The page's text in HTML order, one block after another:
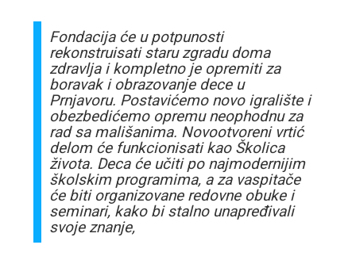
Fondacija će u potpunosti
rekonstruisati staru zgradu doma
zdravlja i kompletno je opremiti za
boravak i obrazovanje dece u
Prnjavoru. Postavićemo novo igralište i
obezbedićemo opremu neophodnu za
rad sa mališanima. Novootvoreni vrtić
delom će funkcionisati kao Školica
života. Deca će učiti po najmodernijim
školskim programima, a za vaspitače
će biti organizovane redovne obuke i
seminari, kako bi stalno unapređivali
svoje znanje,